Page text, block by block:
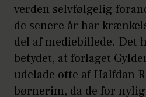
verden selvfølgelig
de senere år har
del af mediebillede. Det
betydet, at forlaget
udelade otte af Halfdan
børnerim, da de for